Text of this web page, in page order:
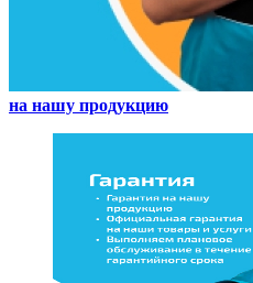
на нашу продукцию